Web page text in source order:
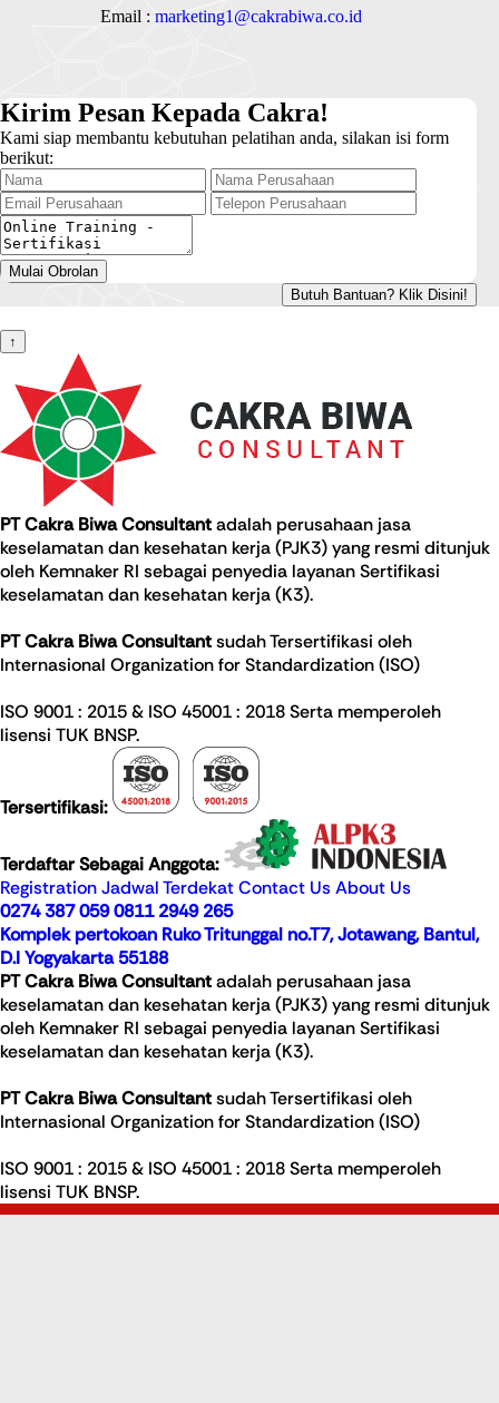
Email : marketing1@cakrabiwa.co.id
Kirim Pesan Kepada Cakra!
Kami siap membantu kebutuhan pelatihan anda, silakan isi form
berikut:
Mulai Obrolan
Butuh Bantuan? Klik Disini!
↑
PT Cakra Biwa Consultantadalah perusahaan jasa
keselamatan dan kesehatan kerja (PJK3) yang resmi ditunjuk
oleh Kemnaker RI sebagai penyedia layanan Sertifikasi
keselamatan dan kesehatan kerja (K3).
PT Cakra Biwa Consultantsudah Tersertifikasi oleh
Internasional Organization for Standardization (ISO)
ISO 9001 : 2015 & ISO 45001 : 2018 Serta memperoleh
lisensi TUK BNSP.
Tersertifikasi:
Terdaftar Sebagai Anggota:
RegistrationJadwal TerdekatContact UsAbout Us
0274 387 0590811 2949 265
Komplek pertokoan Ruko Tritunggal no.T7, Jotawang, Bantul,
D.I Yogyakarta 55188
PT Cakra Biwa Consultantadalah perusahaan jasa
keselamatan dan kesehatan kerja (PJK3) yang resmi ditunjuk
oleh Kemnaker RI sebagai penyedia layanan Sertifikasi
keselamatan dan kesehatan kerja (K3).
PT Cakra Biwa Consultantsudah Tersertifikasi oleh
Internasional Organization for Standardization (ISO)
ISO 9001 : 2015 & ISO 45001 : 2018 Serta memperoleh
lisensi TUK BNSP.